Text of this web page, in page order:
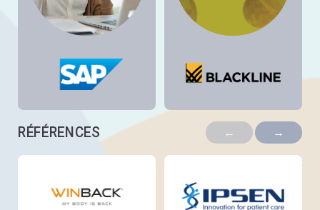
RÉFÉRENCES ← →
Voir la référence